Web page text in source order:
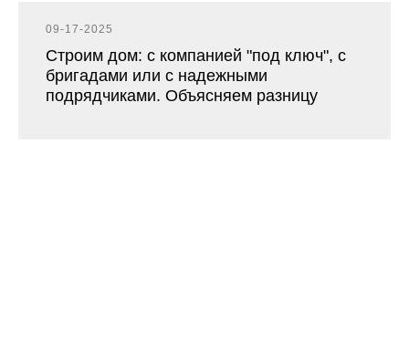
09-17-2025
Строим дом: с компанией "под ключ", с
бригадами или с надежными
подрядчиками. Объясняем разницу